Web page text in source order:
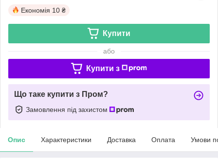
Економія 10 ₴
Купити
або
Купити з
Що таке купити з Пром?
Замовлення під захистом
Опис Характеристики Доставка Оплата Умови